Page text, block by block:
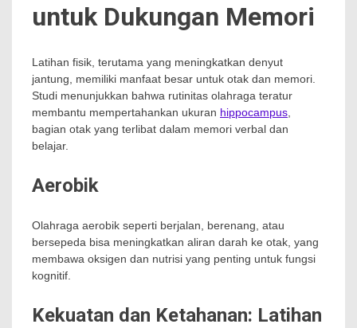
untuk Dukungan Memori
Latihan fisik, terutama yang meningkatkan denyut
jantung, memiliki manfaat besar untuk otak dan memori.
Studi menunjukkan bahwa rutinitas olahraga teratur
membantu mempertahankan ukuran hippocampus,
bagian otak yang terlibat dalam memori verbal dan
belajar.
Aerobik
Olahraga aerobik seperti berjalan, berenang, atau
bersepeda bisa meningkatkan aliran darah ke otak, yang
membawa oksigen dan nutrisi yang penting untuk fungsi
kognitif.
Kekuatan dan Ketahanan: Latihan